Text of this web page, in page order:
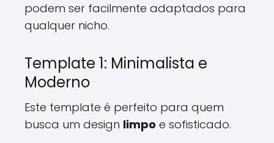
podem ser facilmente adaptados para
qualquer nicho.
Template 1: Minimalista e
Moderno
Este template é perfeito para quem
busca um design limpo e sofisticado.